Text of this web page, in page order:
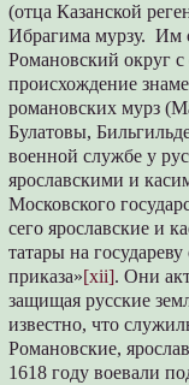
(отца Казанской
Ибрагима мурзу. Им
Романовский округ
происхождение
романовских мурз
Булатовы,
военной службе у
ярославскими и
Московского
сего ярославские и
татары на
приказа»[xii]. Они
защищая русские
известно, что
Романовские,
1618 году воевали